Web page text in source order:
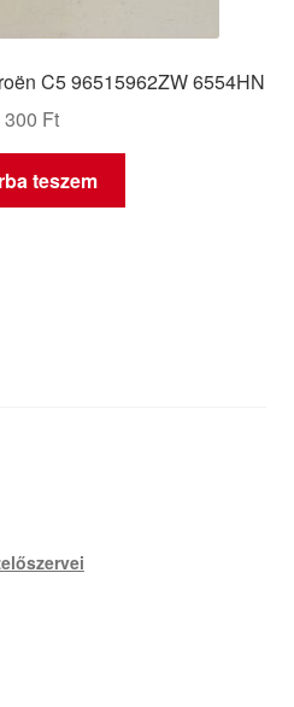
C5 96515962ZW 6554HN
300 Ft
teszem